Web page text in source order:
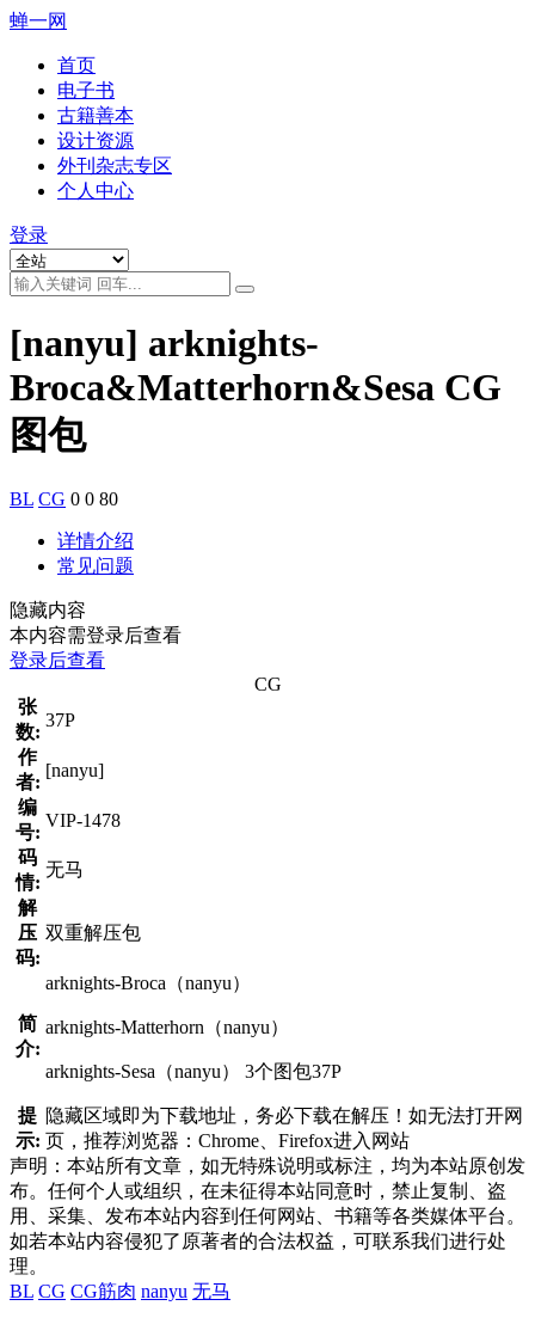
蝉一网
首页
电子书
古籍善本
设计资源
外刊杂志专区
个人中心
登录
[nanyu] arknights-
Broca&Matterhorn&Sesa CG
图包
BL CG 0 0 80
详情介绍
常见问题
隐藏内容
本内容需登录后查看
登录后查看
CG
张
数:
37P
作
者:
[nanyu]
编
号:
VIP-1478
码
情:
无马
解
压
码:
双重解压包
简
介:
arknights-Broca（nanyu）
arknights-Matterhorn（nanyu）
arknights-Sesa（nanyu） 3个图包37P
提
示:
隐藏区域即为下载地址，务必下载在解压！如无法打开网
页，推荐浏览器：Chrome、Firefox进入网站
声明：本站所有文章，如无特殊说明或标注，均为本站原创发
布。任何个人或组织，在未征得本站同意时，禁止复制、盗
用、采集、发布本站内容到任何网站、书籍等各类媒体平台。
如若本站内容侵犯了原著者的合法权益，可联系我们进行处
理。
BL CG CG筋肉 nanyu 无马